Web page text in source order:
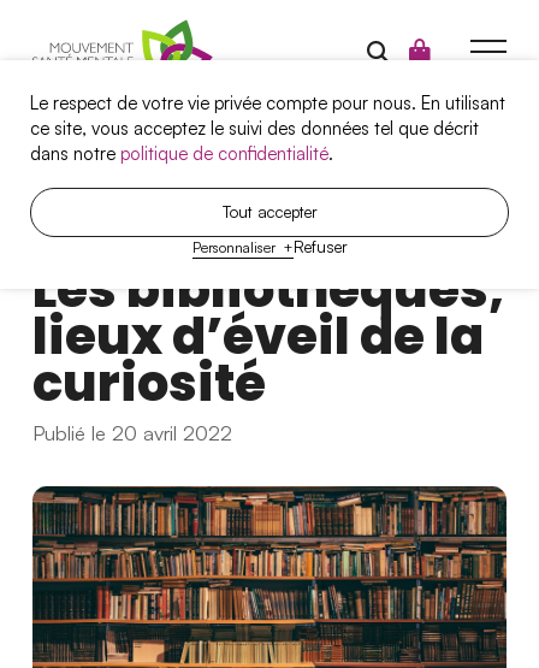
Campagnes
Santé mentale et travail
Projets
Outils
Qui sommes-nous?
Nos services
Actualités
Ambassadeurs
Boutique
Article
Les bibliothèques,
lieux d’éveil de la
curiosité
Publié le 20 avril 2022
Le respect de votre vie privée compte pour nous. En utilisant
ce site, vous acceptez le suivi des données tel que décrit
dans notrepolitique de confidentialité.
Personnaliser +Refuser
Tout accepter